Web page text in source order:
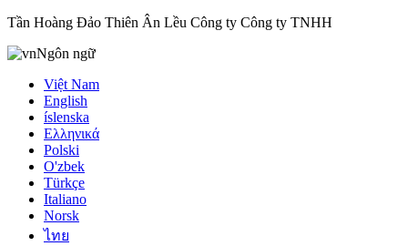
Tần Hoàng Đảo Thiên Ân Lều Công ty Công ty TNHH
Ngôn ngữ
Việt Nam
English
íslenska
Ελληνικά
Polski
O'zbek
Türkçe
Italiano
Norsk
ไทย